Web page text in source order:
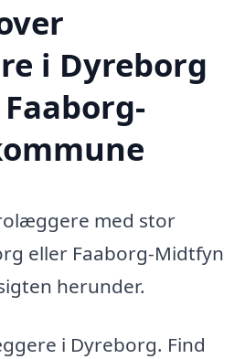
i Dyreborg
med stor
eller Faaborg-Midtfyn
herunder.
i Dyreborg. Find